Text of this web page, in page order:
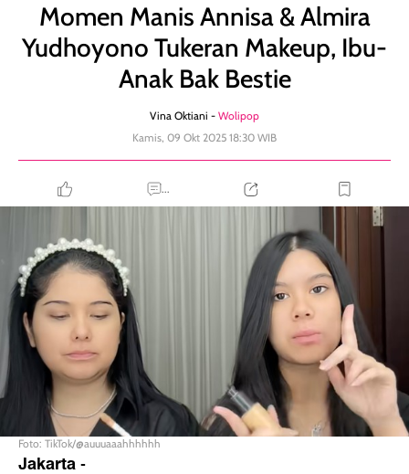
Momen Manis Annisa & Almira
Yudhoyono Tukeran Makeup, Ibu-
Anak Bak Bestie
Vina Oktiani - Wolipop
Kamis, 09 Okt 2025 18:30 WIB
...
Foto: TikTok/@auuuaaahhhhhh
Jakarta-